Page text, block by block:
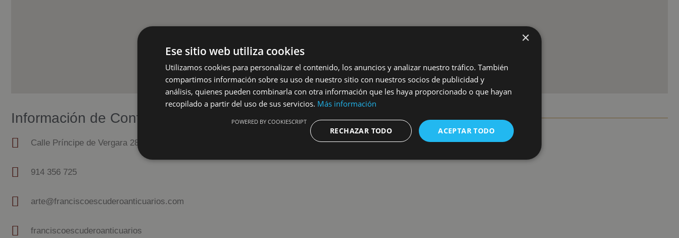
Información de Contacto
Calle Príncipe de Vergara 28, Madrid
914 356 725
arte@franciscoescuderoanticuarios.com
franciscoescuderoanticuarios
×
Ese sitio web utiliza cookies
Utilizamos cookies para personalizar el contenido, los anuncios y analizar nuestro tráfico. También
compartimos información sobre su uso de nuestro sitio con nuestros socios de publicidad y
análisis, quienes pueden combinarla con otra información que les haya proporcionado o que hayan
recopilado a partir del uso de sus servicios. Más información
ACEPTAR TODO
RECHAZAR TODO
POWERED BY COOKIESCRIPT